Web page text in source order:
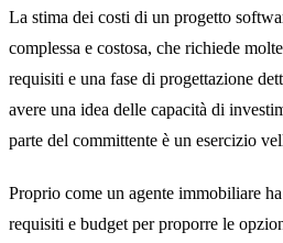
La stima dei costi di un progetto
complessa e costosa, che richiede
requisiti e una fase di progettazione
avere una idea delle capacità di
parte del committente è un esercizio
Proprio come un agente immobiliare
requisiti e budget per proporre le